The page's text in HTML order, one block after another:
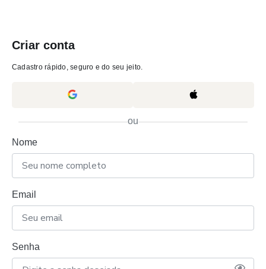
Criar conta
Cadastro rápido, seguro e do seu jeito.
ou
Nome
Email
Senha